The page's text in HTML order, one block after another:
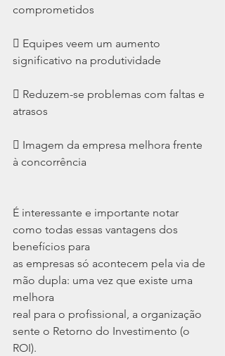
comprometidos
 Equipes veem um aumento
significativo na produtividade
 Reduzem-se problemas com faltas e
atrasos
 Imagem da empresa melhora frente
à concorrência
É interessante e importante notar
como todas essas vantagens dos
benefícios para
as empresas só acontecem pela via de
mão dupla: uma vez que existe uma
melhora
real para o profissional, a organização
sente o Retorno do Investimento (o
ROI).